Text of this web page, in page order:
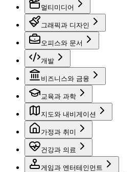
멀티미디어
그래픽과 디자인
오피스와 문서
개발
비즈니스와 금융
교육과 과학
지도와 내비게이션
가정과 취미
건강과 의료
게임과 엔터테인먼트